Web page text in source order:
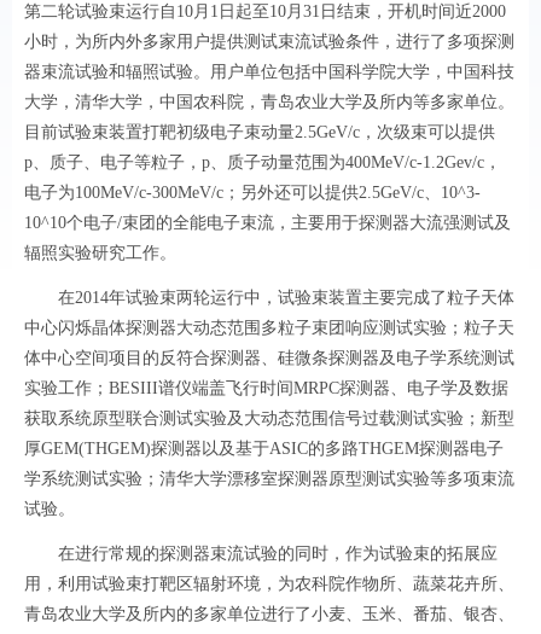
第二轮试验束运行自 10月 1 日起至 10月 31 日 结束，开机时间近2000
小时，为所内外多家用户提供测试束流试验条件，进行了多项探测
器束流试验和辐照试验。用户单位包括中国科学院大学，中国科技
大学，清华大学，中国农科院，青岛农业大学及所内等多家单位。
目前试验束装置打靶初级电子束动量2.5GeV/c ，次级束可以提供
p、质子、电子等粒子， p、质子动量范围为400MeV/c-1.2Gev/c ，
电子为100MeV/c-300MeV/c ；另外还可以提供2.5GeV/c、 10^3-
10^10个电子/束团的全能电子束流，主要用于探测器大流强测试及
辐照实验研究工作。
在2014年试验束两轮运行中，试验束装置主要完成了粒子天体
中心闪烁晶体探测器大动态范围多粒子束团响应测试实验； 粒子天
体中心空间项目的反符合探测器、 硅微条探测器及电子学系统测试
实验工作； BESIII谱仪端盖飞行时间MRPC探测器、电子学及数据
获取系统原型联合测试实验及大动态范围信号过载测试实验；新型
厚GEM(THGEM)探测器以及基于ASIC的多路THGEM探测器电子
学系统测试实验；清华大学漂移室探测器原型测试实验等多项束流
试验。
在进行常规的探测器束流试验的同时，作为试验束的拓展应
用，利用试验束打靶区辐射环境，为农科院作物所、蔬菜花卉所、
青岛农业大学及所内的多家单位进行了小麦、玉米、番茄、银杏、